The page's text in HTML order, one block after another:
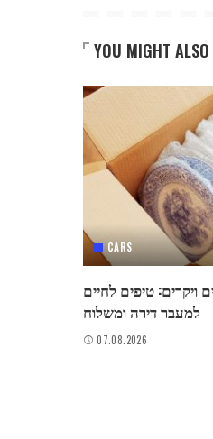
YOU MIGHT ALSO
CARS
ויקרים: טיפים לחיים
למעבר דירה ומשלוח
07.08.2026